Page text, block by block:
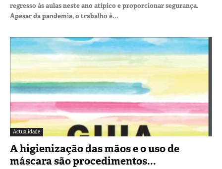
regresso às aulas neste ano atípico e proporcionar segurança.
Apesar da pandemia, o trabalho é...
Actualidade
A higienização das mãos e o uso de
máscara são procedimentos...